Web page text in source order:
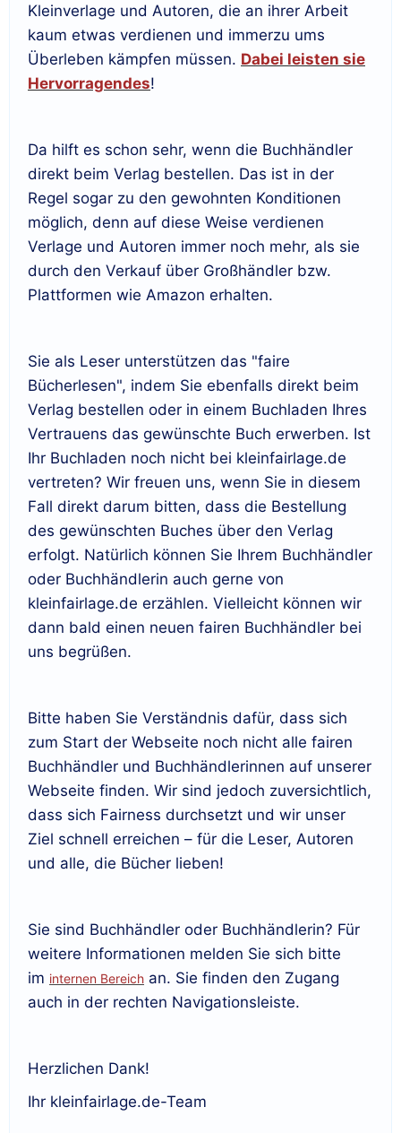
Kleinverlage und Autoren, die an ihrer Arbeit
kaum etwas verdienen und immerzu ums
Überleben kämpfen müssen. Dabei leisten sie
Hervorragendes!
Da hilft es schon sehr, wenn die Buchhändler
direkt beim Verlag bestellen. Das ist in der
Regel sogar zu den gewohnten Konditionen
möglich, denn auf diese Weise verdienen
Verlage und Autoren immer noch mehr, als sie
durch den Verkauf über Großhändler bzw.
Plattformen wie Amazon erhalten.
Sie als Leser unterstützen das "faire
Bücherlesen", indem Sie ebenfalls direkt beim
Verlag bestellen oder in einem Buchladen Ihres
Vertrauens das gewünschte Buch erwerben. Ist
Ihr Buchladen noch nicht bei kleinfairlage.de
vertreten? Wir freuen uns, wenn Sie in diesem
Fall direkt darum bitten, dass die Bestellung
des gewünschten Buches über den Verlag
erfolgt. Natürlich können Sie Ihrem Buchhändler
oder Buchhändlerin auch gerne von
kleinfairlage.de erzählen. Vielleicht können wir
dann bald einen neuen fairen Buchhändler bei
uns begrüßen.
Bitte haben Sie Verständnis dafür, dass sich
zum Start der Webseite noch nicht alle fairen
Buchhändler und Buchhändlerinnen auf unserer
Webseite finden. Wir sind jedoch zuversichtlich,
dass sich Fairness durchsetzt und wir unser
Ziel schnell erreichen – für die Leser, Autoren
und alle, die Bücher lieben!
Sie sind Buchhändler oder Buchhändlerin? Für
weitere Informationen melden Sie sich bitte
im internen Bereich an. Sie finden den Zugang
auch in der rechten Navigationsleiste.
Herzlichen Dank!
Ihr kleinfairlage.de-Team